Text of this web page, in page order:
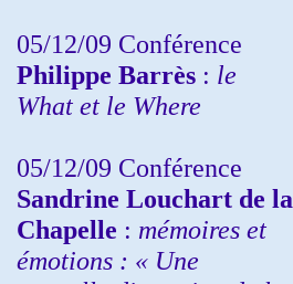
05/12/09 Conférence
Philippe Barrès : le
What et le Where
05/12/09 Conférence
Sandrine Louchart de la
Chapelle : mémoires et
émotions : « Une